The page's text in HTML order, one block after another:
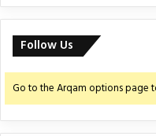
Follow Us
Go to the Arqam options page